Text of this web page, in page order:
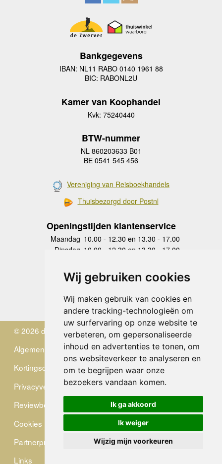
Wij gebruiken cookies
Wij maken gebruik van cookies en
andere tracking-technologieën om
uw surfervaring op onze website te
verbeteren, om gepersonaliseerde
inhoud en advertenties te tonen, om
ons websiteverkeer te analyseren en
om te begrijpen waar onze
bezoekers vandaan komen.
Ik ga akkoord
Ik weiger
Wijzig mijn voorkeuren
Bankgegevens
IBAN: NL11 RABO 0140 1961 88
BIC: RABONL2U
Kamer van Koophandel
Kvk: 75240440
BTW-nummer
NL 860203633 B01
BE 0541 545 456
Vereniging van Reisboekhandels
Thuisbezorgd door Postnl
Openingstijden klantenservice
Maandag 10.00 - 12.30 en 13.30 - 17.00
Dinsdag 10.00 - 12.30 en 13.30 - 17.00
Donderdag
10.00 - 12.30 en 13.30 - 17.00
Vrijdag 10.00 - 12.30 en 13.30 - 17.00
Zaterdag
gesloten
Zondag gesloten
© 2026 de Zwerver
Algemene Voorwaarden
Kortingscode
Privacyverklaring
Reviewbeleid
Cookies
Partnerprogramma
Links